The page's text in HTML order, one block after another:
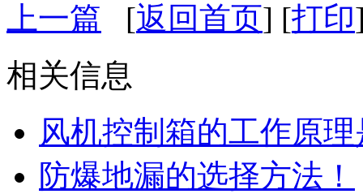
上一篇 [返回首页] [打印
相关信息
风机控制箱的工作原
防爆地漏的选择方法！